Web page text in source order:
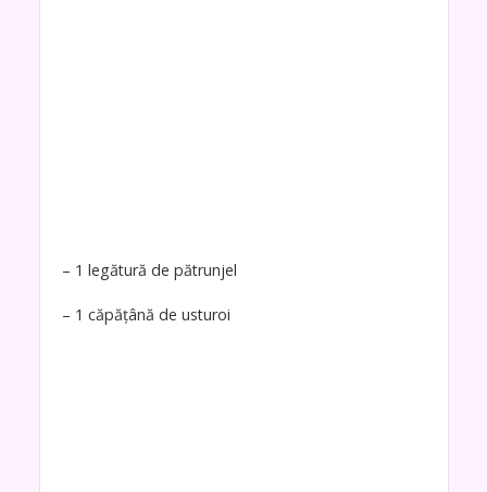
– 1 legătură de pătrunjel
– 1 căpățână de usturoi